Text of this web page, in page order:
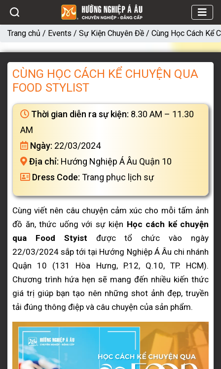
Trang chủ / Events / Sự Kiện Chuyên Đề / Cùng Học Cách Kể
CÙNG HỌC CÁCH KỂ CHUYỆN QUA
FOOD STYLIST
Thời gian diễn ra sự kiện: 8.30 AM – 11.30
AM
Ngày: 22/03/2024
Địa chỉ: Hướng Nghiệp Á Âu Quận 10
Dress Code: Trang phục lịch sự
Cùng viết nên câu chuyện cảm xúc cho mỗi tấm ảnh
đồ ăn, thức uống với sự kiện Học cách kể chuyện
qua Food Styist được tổ chức vào ngày
22/03/2024 sắp tới tại Hướng Nghiệp Á Âu chi nhánh
Quận 10 (131 Hòa Hưng, P.12, Q.10, TP. HCM).
Chương trình hứa hẹn sẽ mang đến nhiều kiến thức
giá trị giúp bạn tạo nên những shot ảnh đẹp, truyền
tải đúng thông điệp và câu chuyện của sản phẩm.